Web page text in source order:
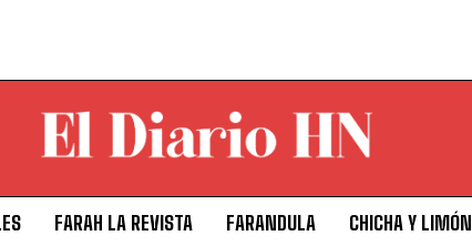
FARAH LA REVISTA FARANDULA CHICHA Y LIMÓN